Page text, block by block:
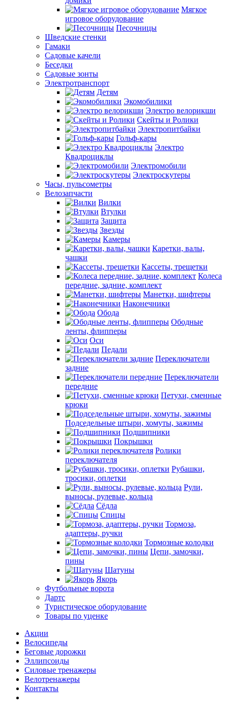
Мягкое
игровое оборудование
Песочницы
Шведские стенки
Гамаки
Садовые качели
Беседки
Садовые зонты
Электротранспорт
Детям
Экомобилики
Электро велорикши
Скейты и Ролики
Электропитбайки
Гольф-кары
Электро
Квадроциклы
Электромобили
Электроскутеры
Часы, пульсометры
Велозапчасти
Вилки
Втулки
Защита
Звезды
Камеры
Каретки, валы,
чашки
Кассеты, трещетки
Колеса
передние, задние, комплект
Манетки, шифтеры
Наконечники
Обода
Ободные
ленты, флипперы
Оси
Педали
Переключатели
задние
Переключатели
передние
Петухи, сменные
крюки
Подседельные штыри, хомуты, зажимы
Подшипники
Покрышки
Ролики
переключателя
Рубашки,
тросики, оплетки
Рули,
выносы, рулевые, кольца
Сёдла
Спицы
Тормоза,
адаптеры, ручки
Тормозные колодки
Цепи, замочки,
пины
Шатуны
Якорь
Футбольные ворота
Дартс
Туристическое оборудование
Товары по уценке
Акции
Велосипеды
Беговые дорожки
Эллипсоиды
Силовые тренажеры
Велотренажеры
Контакты